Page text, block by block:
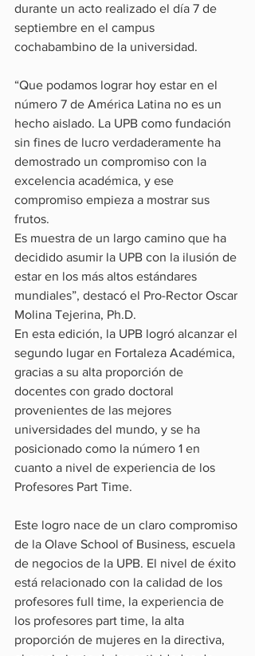
durante un acto realizado el día 7 de
septiembre en el campus
cochabambino de la universidad.
“Que podamos lograr hoy estar en el
número 7 de América Latina no es un
hecho aislado. La UPB como fundación
sin fines de lucro verdaderamente ha
demostrado un compromiso con la
excelencia académica, y ese
compromiso empieza a mostrar sus
frutos.
Es muestra de un largo camino que ha
decidido asumir la UPB con la ilusión de
estar en los más altos estándares
mundiales”, destacó el Pro-Rector Oscar
Molina Tejerina, Ph.D.
En esta edición, la UPB logró alcanzar el
segundo lugar en Fortaleza Académica,
gracias a su alta proporción de
docentes con grado doctoral
provenientes de las mejores
universidades del mundo, y se ha
posicionado como la número 1 en
cuanto a nivel de experiencia de los
Profesores Part Time.
Este logro nace de un claro compromiso
de la Olave School of Business, escuela
de negocios de la UPB. El nivel de éxito
está relacionado con la calidad de los
profesores full time, la experiencia de
los profesores part time, la alta
proporción de mujeres en la directiva,